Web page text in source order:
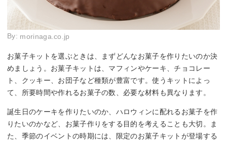
By: morinaga.co.jp
お菓子キットを選ぶときは、まずどんなお菓子を作りたいのか決
めましょう。お菓子キットは、マフィンやケーキ、チョコレー
ト、クッキー、お団子など種類が豊富です。使うキットによっ
て、所要時間や作れるお菓子の数、必要な材料も異なります。
誕生日のケーキを作りたいのか、ハロウィンに配れるお菓子を作
りたいのかなど、お菓子作りをする目的を考えることも大切。ま
た、季節のイベントの時期には、限定のお菓子キットが登場する